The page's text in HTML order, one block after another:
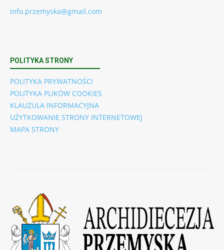
info.przemyska@gmail.com
POLITYKA STRONY
POLITYKA PRYWATNOŚCI
POLITYKA PLIKÓW COOKIES
KLAUZULA INFORMACYJNA
UŻYTKOWANIE STRONY INTERNETOWEJ
MAPA STRONY